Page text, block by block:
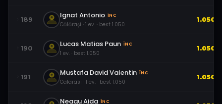
189 Ignat Antonio ÎNC
Călărași · 1 ev. · best 1.050
1.050
190 Lucas Matias Paun ÎNC
1 ev. · best 1.050
1.050
191 Mustafa David Valentin ÎNC
Calarasi · 1 ev. · best 1.050
1.050
Neagu Aida ÎNC